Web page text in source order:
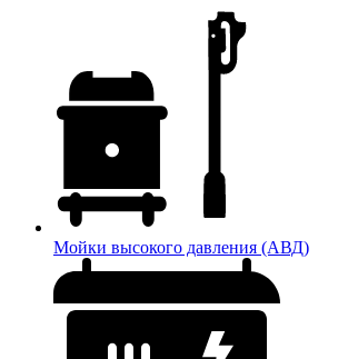
Мойки высокого давления (АВД)